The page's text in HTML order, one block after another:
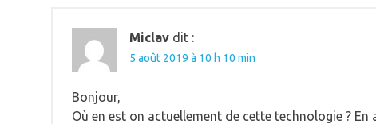
Miclav dit :
5 août 2019 à 10 h 10 min
Bonjour,
Où en est on actuellement de cette technologie ? En